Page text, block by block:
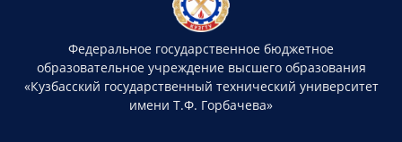
Федеральное государственное бюджетное
образовательное учреждение высшего образования
«Кузбасский государственный технический университет
имени Т.Ф. Горбачева»